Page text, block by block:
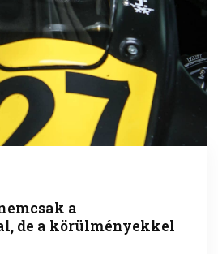
a
de a körülményekkel